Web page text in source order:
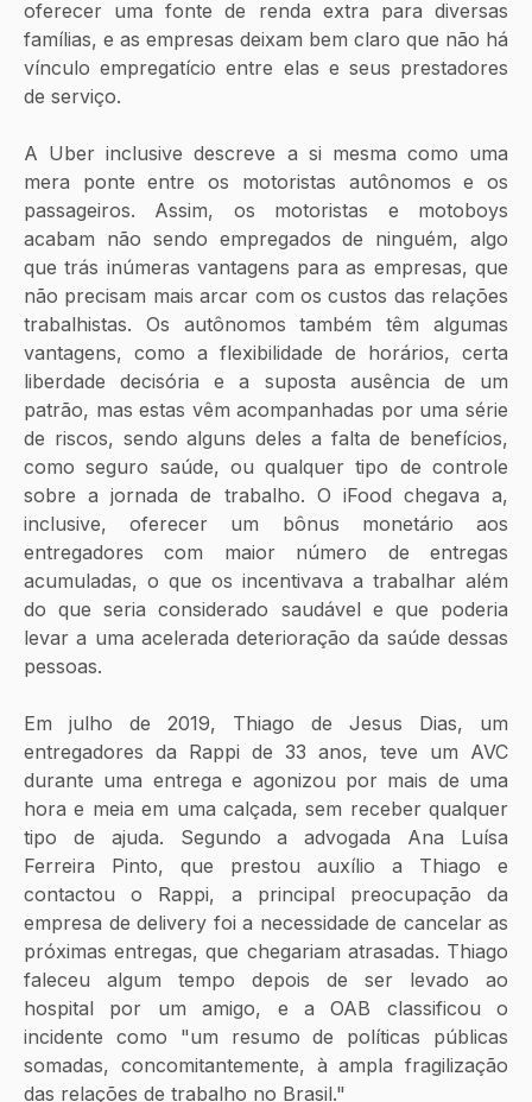
oferecer uma fonte de renda extra para diversas
famílias, e as empresas deixam bem claro que não há
vínculo empregatício entre elas e seus prestadores
de serviço.
A Uber inclusive descreve a si mesma como uma
mera ponte entre os motoristas autônomos e os
passageiros. Assim, os motoristas e motoboys
acabam não sendo empregados de ninguém, algo
que trás inúmeras vantagens para as empresas, que
não precisam mais arcar com os custos das relações
trabalhistas. Os autônomos também têm algumas
vantagens, como a flexibilidade de horários, certa
liberdade decisória e a suposta ausência de um
patrão, mas estas vêm acompanhadas por uma série
de riscos, sendo alguns deles a falta de benefícios,
como seguro saúde, ou qualquer tipo de controle
sobre a jornada de trabalho. O iFood chegava a,
inclusive, oferecer um bônus monetário aos
entregadores com maior número de entregas
acumuladas, o que os incentivava a trabalhar além
do que seria considerado saudável e que poderia
levar a uma acelerada deterioração da saúde dessas
pessoas.
Em julho de 2019, Thiago de Jesus Dias, um
entregadores da Rappi de 33 anos, teve um AVC
durante uma entrega e agonizou por mais de uma
hora e meia em uma calçada, sem receber qualquer
tipo de ajuda. Segundo a advogada Ana Luísa
Ferreira Pinto, que prestou auxílio a Thiago e
contactou o Rappi, a principal preocupação da
empresa de delivery foi a necessidade de cancelar as
próximas entregas, que chegariam atrasadas. Thiago
faleceu algum tempo depois de ser levado ao
hospital por um amigo, e a OAB classificou o
incidente como "um resumo de políticas públicas
somadas, concomitantemente, à ampla fragilização
das relações de trabalho no Brasil."